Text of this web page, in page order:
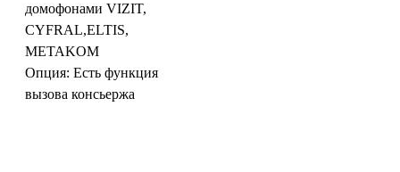
домофонами VIZIT,
CYFRAL,ELTIS,
METAKOM
Опция: Есть функция
вызова консьержа